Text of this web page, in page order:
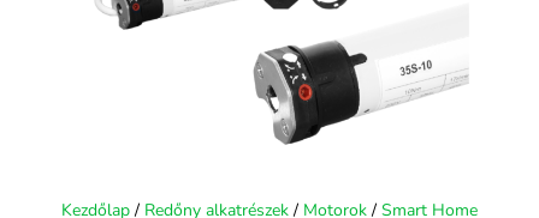
Kezdőlap / Redőny alkatrészek / Motorok / Smart Home